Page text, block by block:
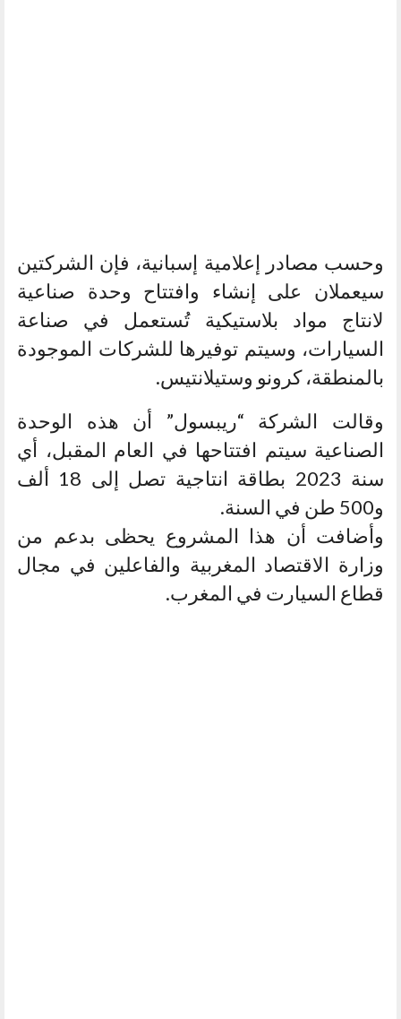
وحسب مصادر إعلامية إسبانية، فإن الشركتين
سيعملان على إنشاء وافتتاح وحدة صناعية
لانتاج مواد بلاستيكية تُستعمل في صناعة
السيارات، وسيتم توفيرها للشركات الموجودة
بالمنطقة، كرونو وستيلانتيس.
وقالت الشركة “ريبسول” أن هذه الوحدة
الصناعية سيتم افتتاحها في العام المقبل، أي
سنة 2023 بطاقة انتاجية تصل إلى 18 ألف
و500 طن في السنة.
وأضافت أن هذا المشروع يحظى بدعم من
وزارة الاقتصاد المغربية والفاعلين في مجال
قطاع السيارت في المغرب.